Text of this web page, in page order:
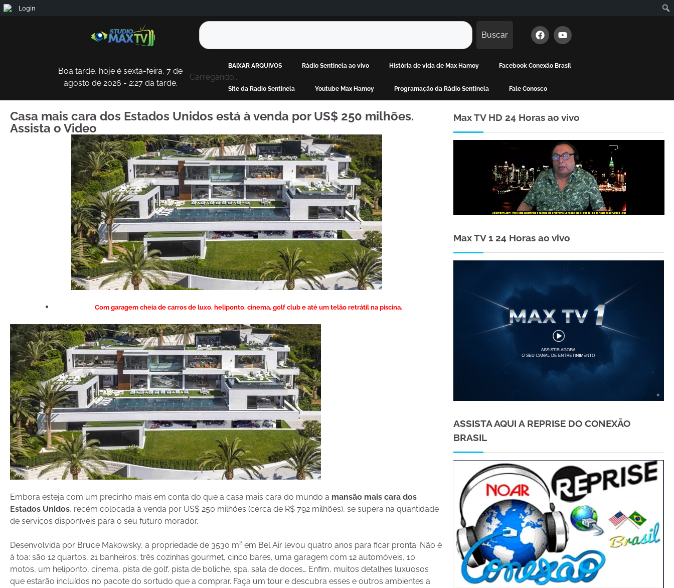
Buscar
Boa tarde, hoje é sexta-feira, 7 de
agosto de 2026 - 2:27 da tarde.
Carregando...
BAIXAR ARQUIVOS Rádio Sentinela ao vivo História de vida de Max Hamoy Facebook Conexão Brasil
Site da Radio Sentinela Youtube Max Hamoy Programação da Rádio Sentinela Fale Conosco
Casa mais cara dos Estados Unidos está à venda por US$ 250 milhões.
Assista o Video
Com garagem cheia de carros de luxo, heliponto, cinema, golf club e até um telão retrátil na piscina.
Embora esteja com um precinho mais em conta do que a casa mais cara do mundo a mansão mais cara dos
Estados Unidos, recém colocada à venda por US$ 250 milhões (cerca de R$ 792 milhões), se supera na quantidade
de serviços disponíveis para o seu futuro morador.
Desenvolvida por Bruce Makowsky, a propriedade de 3530 m² em Bel Air levou quatro anos para ficar pronta. Não é
à toa: são 12 quartos, 21 banheiros, três cozinhas gourmet, cinco bares, uma garagem com 12 automóveis, 10
motos, um heliponto, cinema, pista de golf, pista de boliche, spa, sala de doces… Enfim, muitos detalhes luxuosos
que estarão incluídos no pacote do sortudo que a comprar. Faça um tour e descubra esses e outros ambientes a
Max TV HD 24 Horas ao vivo
Max TV 1 24 Horas ao vivo
ASSISTA AQUI A REPRISE DO CONEXÃO
BRASIL
Login